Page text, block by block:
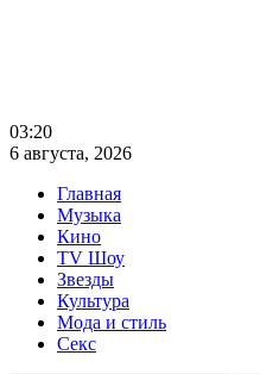
03:20
6 августа, 2026
Главная
Музыка
Кино
TV Шоу
Звезды
Культура
Мода и стиль
Секс